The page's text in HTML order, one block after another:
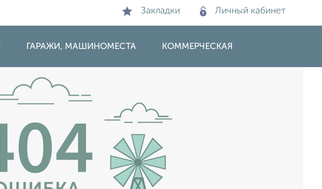
Закладки Личный кабинет
ГАРАЖИ, МАШИНОМЕСТА КОММЕРЧЕСКАЯ